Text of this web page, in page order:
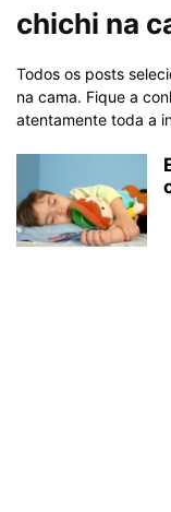
chichi na
Todos os posts
na cama. Fique a
atentamente toda a